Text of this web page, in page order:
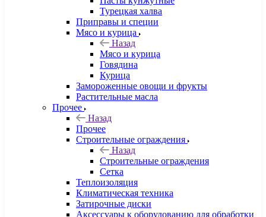
Турецкая халва
Приправы и специи
Мясо и курица
Назад
Мясо и курица
Говядина
Курица
Замороженные овощи и фрукты
Растительные масла
Прочее
Назад
Прочее
Строительные ограждения
Назад
Строительные ограждения
Сетка
Теплоизоляция
Климатическая техника
Затирочные диски
Аксессуары к оборудованию для обработки